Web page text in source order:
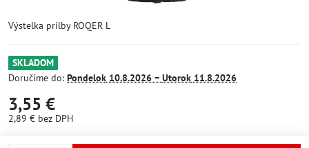
Výstelka prilby ROQER L
SKLADOM
Doručíme do: Pondelok 10.8.2026 − Utorok 11.8.2026
3,55 €
2,89 € bez DPH